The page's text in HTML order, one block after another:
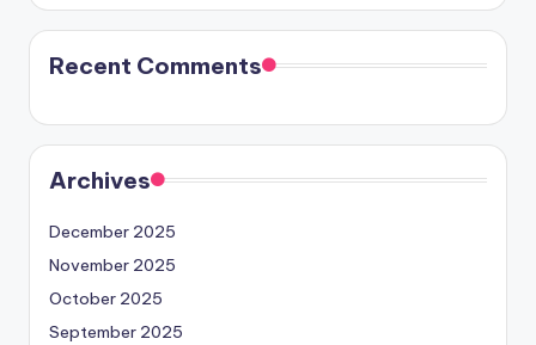
Recent Comments
Archives
December 2025
November 2025
October 2025
September 2025